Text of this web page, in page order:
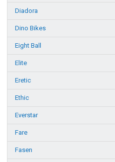
Diadora
Dino Bikes
Eight Ball
Elite
Eretic
Ethic
Everstar
Fare
Fasen